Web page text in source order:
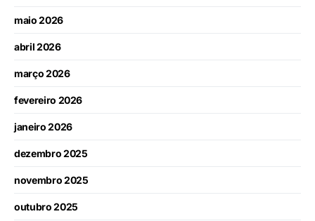
maio 2026
abril 2026
março 2026
fevereiro 2026
janeiro 2026
dezembro 2025
novembro 2025
outubro 2025